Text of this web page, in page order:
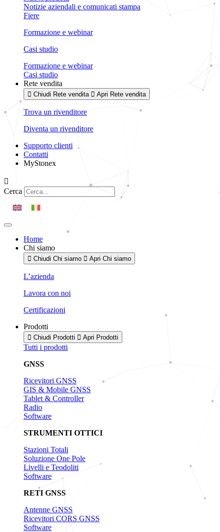
Notizie aziendali e comunicati stampa
Fiere
Formazione e webinar
Casi studio
Formazione e webinar
Casi studio
Rete vendita
Chiudi Rete vendita Apri Rete vendita
Trova un rivenditore
Diventa un rivenditore
Supporto clienti
Contatti
MyStonex
Cerca
Home
Chi siamo
Chiudi Chi siamo Apri Chi siamo
L’azienda
Lavora con noi
Certificazioni
Prodotti
Chiudi Prodotti Apri Prodotti
Tutti i prodotti
GNSS
Ricevitori GNSS
GIS & Mobile GNSS
Tablet & Controller
Radio
Software
STRUMENTI OTTICI
Stazioni Totali
Soluzione One Pole
Livelli e Teodoliti
Software
RETI GNSS
Antenne GNSS
Ricevitori CORS GNSS
Software